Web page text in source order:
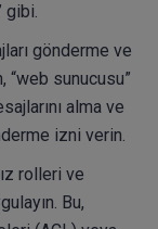
gibi.
gönderme ve
“web sunucusu”
alma ve
izni verin.
rolleri ve
Bu,